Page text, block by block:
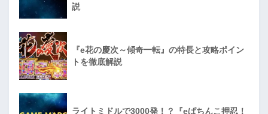
説
『e花の慶次～傾奇一転』の特長と攻略ポイン
トを徹底解説
ライトミドルで3000発！？『eぱちんこ押忍！